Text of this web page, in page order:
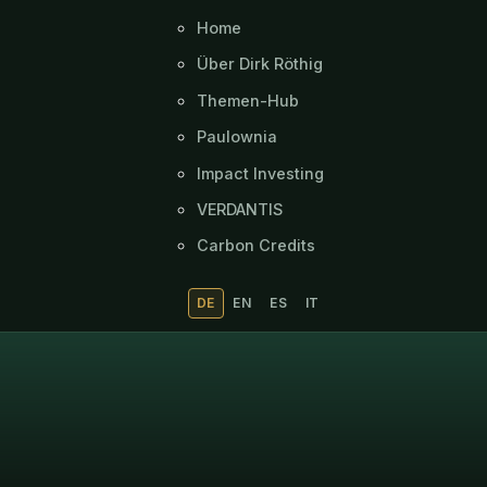
Home
Über Dirk Röthig
Themen-Hub
Paulownia
Impact Investing
VERDANTIS
Carbon Credits
DE EN ES IT